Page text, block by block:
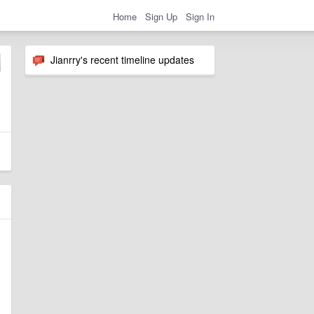
Home Sign Up Sign In
Jianrry's recent timeline updates